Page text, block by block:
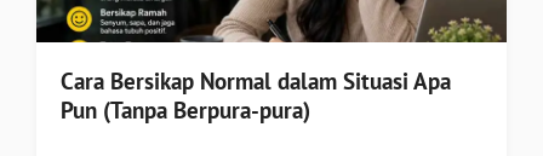
Cara Bersikap Normal dalam Situasi Apa
Pun (Tanpa Berpura-pura)